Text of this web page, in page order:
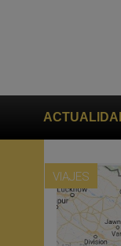
a Marco
VIAJES